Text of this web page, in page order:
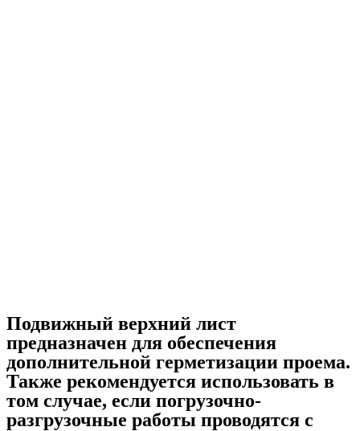
Подвижный верхний лист
предназначен для обеспечения
дополнительной герметизации проема.
Также рекомендуется использовать в
том случае, если погрузочно-
разгрузочные работы проводятся с